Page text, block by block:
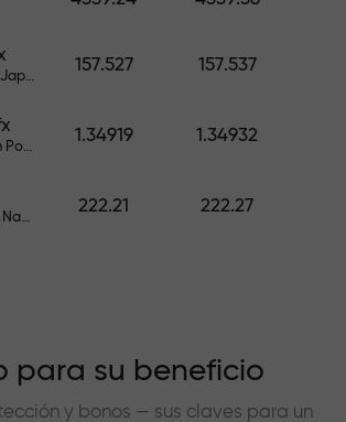
mayor será el
US Dollar vs Japanese Yen
157.527 157.537
Great Britain Pound vs US Dollar
1.34919 1.34932
NVIDIA Corp Nasdaq Stock Exchange (Nasdaq) USD
222.21 222.27
para su beneficio
y bonos — sus claves para un